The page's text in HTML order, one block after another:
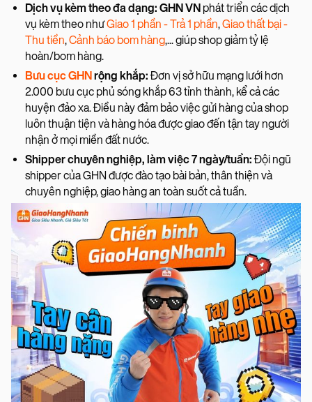
Dịch vụ kèm theo đa dạng: GHN VN phát triển các dịch
vụ kèm theo nhưGiao 1 phần - Trả 1 phần,Giao thất bại -
Thu tiền,Cảnh báo bom hàng,... giúp shop giảm tỷ lệ
hoàn/bom hàng.
Bưu cục GHNrộng khắp:Đơn vị sở hữu mạng lưới hơn
2.000 bưu cục phủ sóng khắp 63 tỉnh thành, kể cả các
huyện đảo xa. Điều này đảm bảo việc gửi hàng của shop
luôn thuận tiện và hàng hóa được giao đến tận tay người
nhận ở mọi miền đất nước.
Shipper chuyên nghiệp, làm việc 7 ngày/tuần:Đội ngũ
shipper của GHN được đào tạo bài bản, thân thiện và
chuyên nghiệp, giao hàng an toàn suốt cả tuần.